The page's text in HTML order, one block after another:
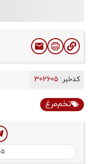
کدخبر:
تخم‌مرغ